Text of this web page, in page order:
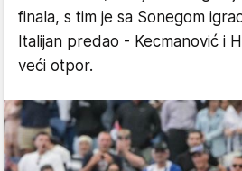
finala, s tim je sa Sonegom
Italijan predao - Kecmanović i
veći otpor.